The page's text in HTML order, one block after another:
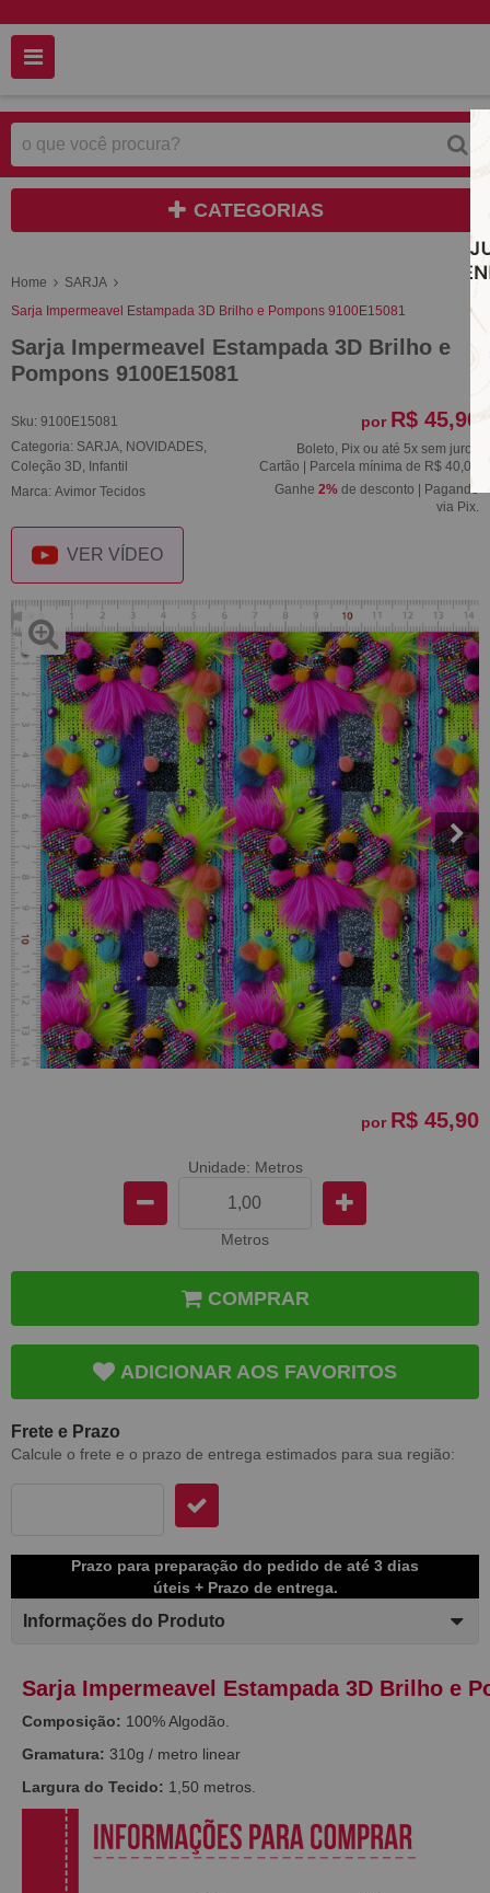
CATEGORIAS
Home
SARJA
Sarja Impermeavel Estampada 3D Brilho e Pompons 9100E15081
Sarja Impermeavel Estampada 3D Brilho e
Pompons 9100E15081
Sku: 9100E15081
Categoria: SARJA NOVIDADES
Coleção 3D Infantil
Marca: Avimor Tecidos
por R$ 45,90
Boleto, Pix ou até 5x sem juros
Cartão | Parcela mínima de R$ 40,00
Ganhe 2% de desconto | Pagando
via Pix.
VER VÍDEO
por R$ 45,90
Unidade: Metros
Metros
COMPRAR
ADICIONAR AOS FAVORITOS
Frete e Prazo
Calcule o frete e o prazo de entrega estimados para sua região:
Prazo para preparação do pedido de até 3 dias
úteis + Prazo de entrega.
Informações do Produto
Sarja Impermeavel Estampada 3D Brilho e
Composição: 100% Algodão.
Gramatura: 310g / metro linear
Largura do Tecido: 1,50 metros.